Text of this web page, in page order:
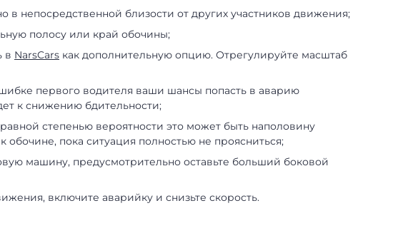
непосредственной близости от других участников движения;
полосу или край обочины;
в NarsCars как дополнительную опцию. Отрегулируйте масштаб
первого водителя ваши шансы попасть в аварию
к снижению бдительности;
степенью вероятности это может быть наполовину
пока ситуация полностью не проясниться;
машину, предусмотрительно оставьте больший боковой
включите аварийку и снизьте скорость.